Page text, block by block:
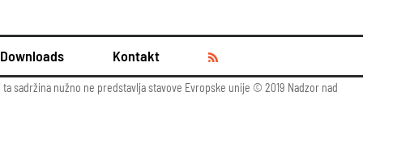
Downloads Kontakt
sadržina nužno ne predstavlja stavove Evropske unije © 2019 Nadzor nad